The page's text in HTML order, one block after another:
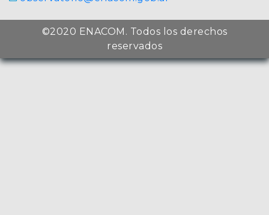
©2020 ENACOM. Todos los derechos
reservados